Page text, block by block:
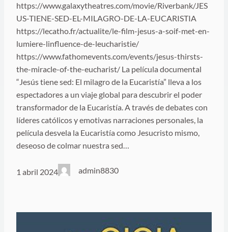
https://www.galaxytheatres.com/movie/Riverbank/JES
US-TIENE-SED-EL-MILAGRO-DE-LA-EUCARISTIA
https://lecatho.fr/actualite/le-film-jesus-a-soif-met-en-
lumiere-linfluence-de-leucharistie/
https://www.fathomevents.com/events/jesus-thirsts-
the-miracle-of-the-eucharist/ La película documental
“Jesús tiene sed: El milagro de la Eucaristía” lleva a los
espectadores a un viaje global para descubrir el poder
transformador de la Eucaristía. A través de debates con
líderes católicos y emotivas narraciones personales, la
película desvela la Eucaristía como Jesucristo mismo,
deseoso de colmar nuestra sed…
1 abril 2024 admin8830